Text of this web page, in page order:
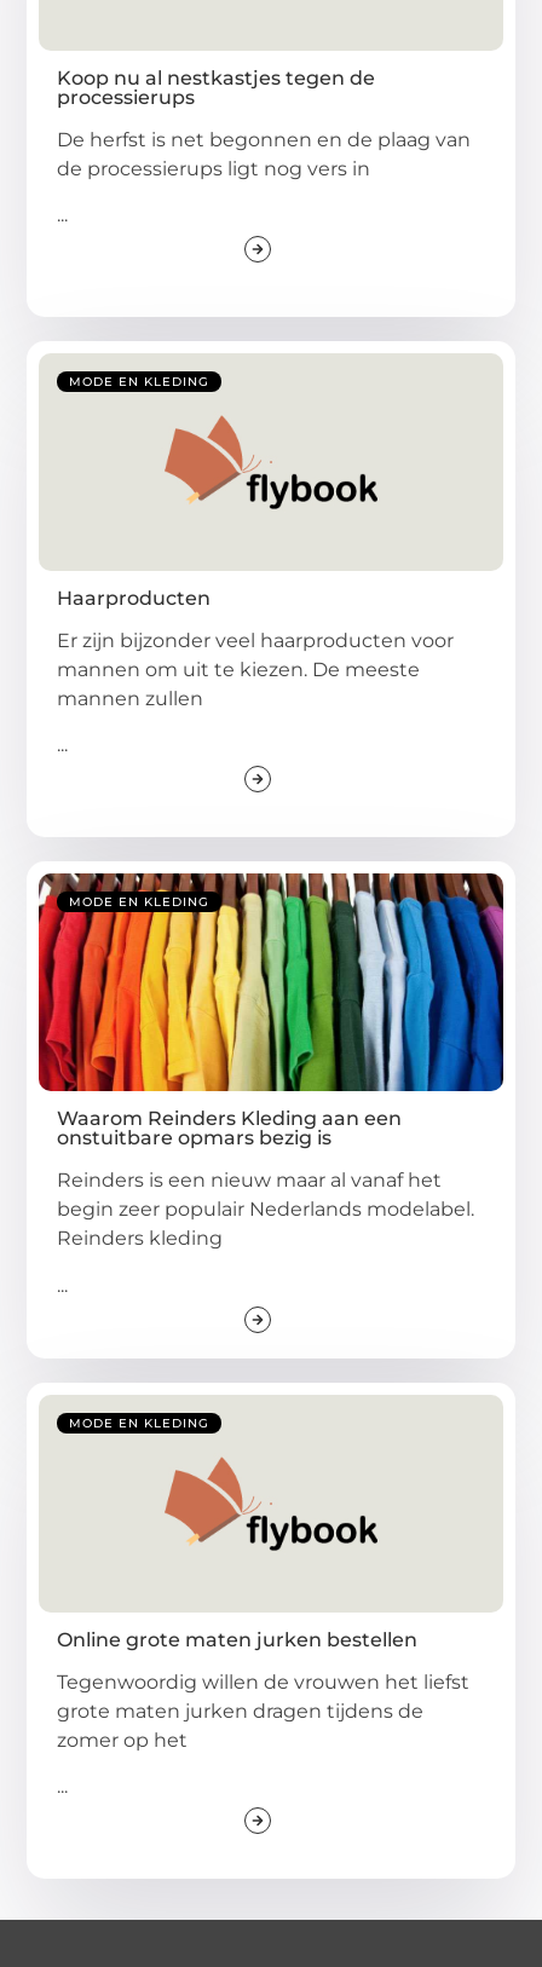
Koop nu al nestkastjes tegen de
processierups
De herfst is net begonnen en de plaag van
de processierups ligt nog vers in
...
MODE EN KLEDING
Haarproducten
Er zijn bijzonder veel haarproducten voor
mannen om uit te kiezen. De meeste
mannen zullen
...
MODE EN KLEDING
Waarom Reinders Kleding aan een
onstuitbare opmars bezig is
Reinders is een nieuw maar al vanaf het
begin zeer populair Nederlands modelabel.
Reinders kleding
...
MODE EN KLEDING
Online grote maten jurken bestellen
Tegenwoordig willen de vrouwen het liefst
grote maten jurken dragen tijdens de
zomer op het
...